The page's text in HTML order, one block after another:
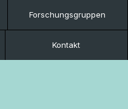
Forschungsgruppen
Kontakt